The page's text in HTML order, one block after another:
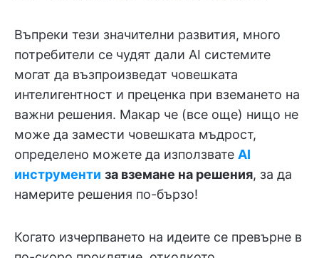
Въпреки тези значителни развития, много
потребители се чудят дали AI системите
могат да възпроизведат човешката
интелигентност и преценка при вземането на
важни решения. Макар че (все още) нищо не
може да замести човешката мъдрост,
определено можете да използвате AI
инструменти за вземане на решения, за да
намерите решения по-бързо!
Когато изчерпването на идеите се превърне в